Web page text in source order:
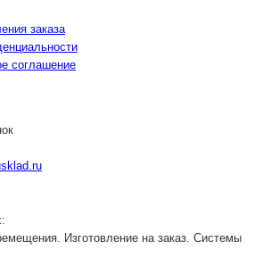
заказа
соглашение
Изготовление на заказ. Системы